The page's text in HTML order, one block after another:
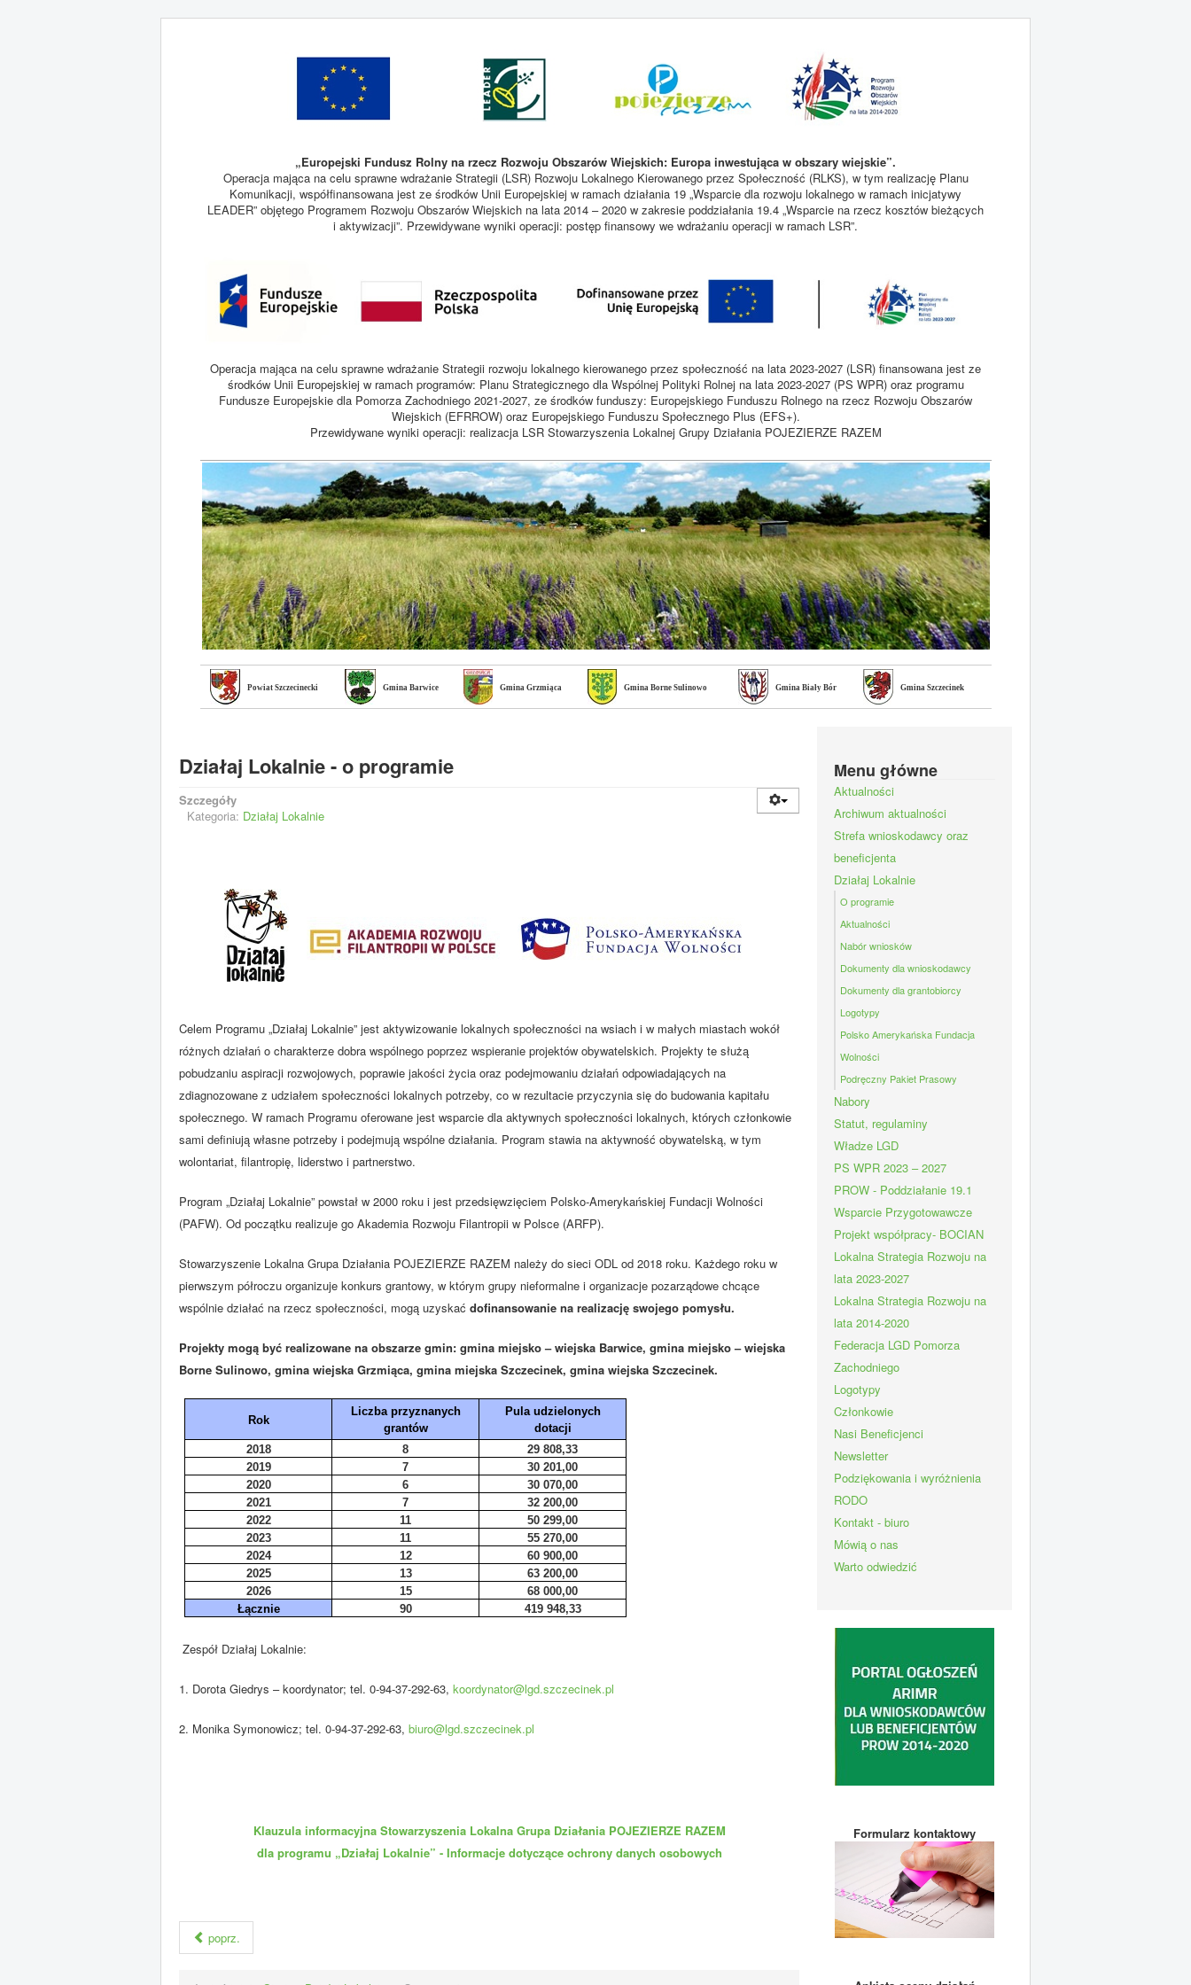
„Europejski Fundusz Rolny na rzecz Rozwoju Obszarów Wiejskich: Europa inwestująca w obszary wiejskie”.
Operacja mająca na celu sprawne wdrażanie Strategii (LSR) Rozwoju Lokalnego Kierowanego przez Społeczność (RLKS), w tym realizację Planu
Komunikacji, współfinansowana jest ze środków Unii Europejskiej w ramach działania 19 „Wsparcie dla rozwoju lokalnego w ramach inicjatywy
LEADER” objętego Programem Rozwoju Obszarów Wiejskich na lata 2014 – 2020 w zakresie poddziałania 19.4 „Wsparcie na rzecz kosztów bieżących
i aktywizacji”. Przewidywane wyniki operacji: postęp finansowy we wdrażaniu operacji w ramach LSR”.
Operacja mająca na celu sprawne wdrażanie Strategii rozwoju lokalnego kierowanego przez społeczność na lata 2023-2027 (LSR) finansowana jest ze
środków Unii Europejskiej w ramach programów: Planu Strategicznego dla Wspólnej Polityki Rolnej na lata 2023-2027 (PS WPR) oraz programu
Fundusze Europejskie dla Pomorza Zachodniego 2021-2027, ze środków funduszy: Europejskiego Funduszu Rolnego na rzecz Rozwoju Obszarów
Wiejskich (EFRROW) oraz Europejskiego Funduszu Społecznego Plus (EFS+).
Przewidywane wyniki operacji: realizacja LSR Stowarzyszenia Lokalnej Grupy Działania POJEZIERZE RAZEM
Powiat Szczecinecki Gmina Barwice Gmina Grzmiąca Gmina Borne Sulinowo Gmina Biały Bór Gmina Szczecinek
Działaj Lokalnie - o programie
Szczegóły
Kategoria: Działaj Lokalnie
Celem Programu „Działaj Lokalnie” jest aktywizowanie lokalnych społeczności na wsiach i w małych miastach wokół
różnych działań o charakterze dobra wspólnego poprzez wspieranie projektów obywatelskich. Projekty te służą
pobudzaniu aspiracji rozwojowych, poprawie jakości życia oraz podejmowaniu działań odpowiadających na
zdiagnozowane z udziałem społeczności lokalnych potrzeby, co w rezultacie przyczynia się do budowania kapitału
społecznego. W ramach Programu oferowane jest wsparcie dla aktywnych społeczności lokalnych, których członkowie
sami definiują własne potrzeby i podejmują wspólne działania. Program stawia na aktywność obywatelską, w tym
wolontariat, filantropię, liderstwo i partnerstwo.
Program „Działaj Lokalnie” powstał w 2000 roku i jest przedsięwzięciem Polsko-Amerykańskiej Fundacji Wolności
(PAFW). Od początku realizuje go Akademia Rozwoju Filantropii w Polsce (ARFP).
Stowarzyszenie Lokalna Grupa Działania POJEZIERZE RAZEM należy do sieci ODL od 2018 roku. Każdego roku w
pierwszym półroczu organizuje konkurs grantowy, w którym grupy nieformalne i organizacje pozarządowe chcące
wspólnie działać na rzecz społeczności, mogą uzyskać dofinansowanie na realizację swojego pomysłu.
Projekty mogą być realizowane na obszarze gmin: gmina miejsko – wiejska Barwice, gmina miejsko – wiejska
Borne Sulinowo, gmina wiejska Grzmiąca, gmina miejska Szczecinek, gmina wiejska Szczecinek.
Rok
Liczba przyznanych
grantów
Pula udzielonych
dotacji
2018
8
29 808,33
2019
7
30 201,00
2020
6
30 070,00
2021
7
32 200,00
2022
11
50 299,00
2023
11
55 270,00
2024
12
60 900,00
2025
13
63 200,00
2026
15
68 000,00
Łącznie
90 419 948,33
Zespół Działaj Lokalnie:
1. Dorota Giedrys – koordynator; tel. 0-94-37-292-63, koordynator@lgd.szczecinek.pl
2. Monika Symonowicz; tel. 0-94-37-292-63, biuro@lgd.szczecinek.pl
Klauzula informacyjna Stowarzyszenia Lokalna Grupa Działania POJEZIERZE RAZEM
dla programu „Działaj Lokalnie” - Informacje dotyczące ochrony danych osobowych
poprz.
Menu główne
Aktualności
Archiwum aktualności
Strefa wnioskodawcy oraz
beneficjenta
Działaj Lokalnie
O programie
Aktualności
Nabór wniosków
Dokumenty dla wnioskodawcy
Dokumenty dla grantobiorcy
Logotypy
Polsko Amerykańska Fundacja
Wolności
Podręczny Pakiet Prasowy
Nabory
Statut, regulaminy
Władze LGD
PS WPR 2023 – 2027
PROW - Poddziałanie 19.1
Wsparcie Przygotowawcze
Projekt współpracy- BOCIAN
Lokalna Strategia Rozwoju na
lata 2023-2027
Lokalna Strategia Rozwoju na
lata 2014-2020
Federacja LGD Pomorza
Zachodniego
Logotypy
Członkowie
Nasi Beneficjenci
Newsletter
Podziękowania i wyróżnienia
RODO
Kontakt - biuro
Mówią o nas
Warto odwiedzić
Formularz kontaktowy